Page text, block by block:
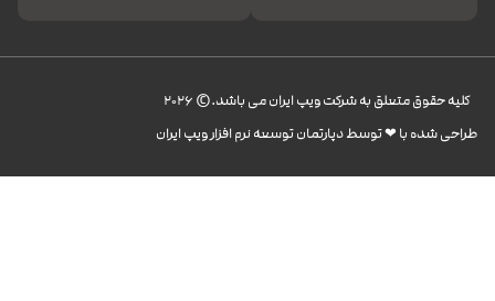
کليه حقوق متعلق به شرکت ویپ ایران می باشد.© 2026
طراحی شده با ❤︎ توسط دپارتمان توسعه نرم افزار ویپ ایران